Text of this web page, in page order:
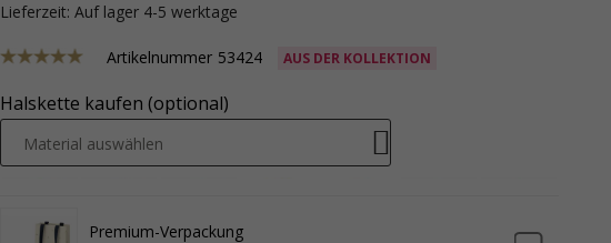
Lieferzeit: Auf lager 4-5 werktage
Artikelnummer 53424 AUS DER KOLLEKTION
Halskette kaufen (optional)
Material auswählen
Premium-Verpackung